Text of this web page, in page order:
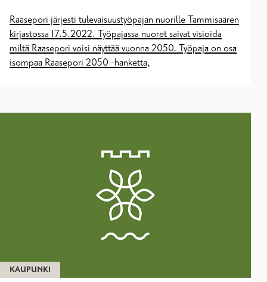
Raasepori järjesti tulevaisuustyöpajan nuorille Tammisaaren
kirjastossa 17.5.2022. Työpajassa nuoret saivat visioida
miltä Raasepori voisi näyttää vuonna 2050. Työpaja on osa
isompaa Raasepori 2050 -hanketta,
KAUPUNKI